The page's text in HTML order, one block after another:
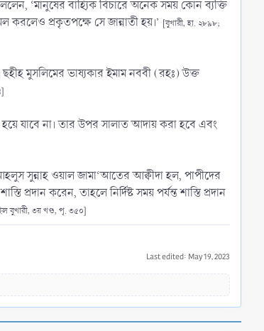
‘মানুষের বাহ্যিক বিচারে অনেক সময় কোন ব্যক্তি
করলেও প্রকৃতপক্ষে সে জান্নাতী হয়।’ [বুখারী, হা. ২৮৯৮;
ছহীহ মুসলিমের ভাষ্যকার ইমাম নববী (রহঃ) উক্ত
যাবে না। তার উপর সালাত আদায় করা হবে এবং
সুন্নাহ ওয়াল জামা‘আতের আক্বীদা হল, পাপীদের
প্রদান করেন, তাহলে নির্দিষ্ট সময় পর্যন্ত শাস্তি প্রদান
বুখারী, ৩য় খণ্ড, পৃ. ৩৫০]
Last edited: May 19, 2023